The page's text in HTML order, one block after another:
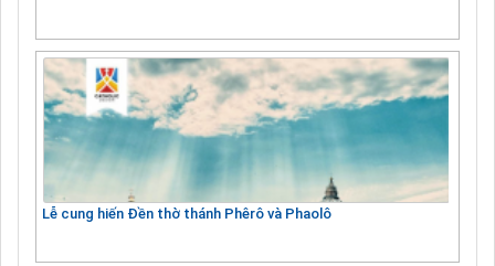
Lễ cung hiến Đền thờ thánh Phêrô và Phaolô